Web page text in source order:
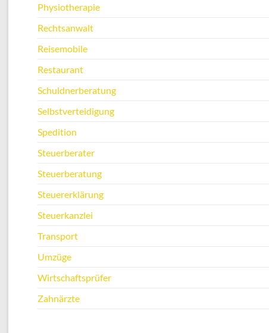
Physiotherapie
Rechtsanwalt
Reisemobile
Restaurant
Schuldnerberatung
Selbstverteidigung
Spedition
Steuerberater
Steuerberatung
Steuererklärung
Steuerkanzlei
Transport
Umzüge
Wirtschaftsprüfer
Zahnärzte